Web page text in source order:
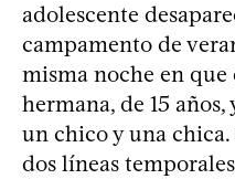
adolescente
campamento de
misma noche en
hermana, de 15
un chico y una
dos líneas